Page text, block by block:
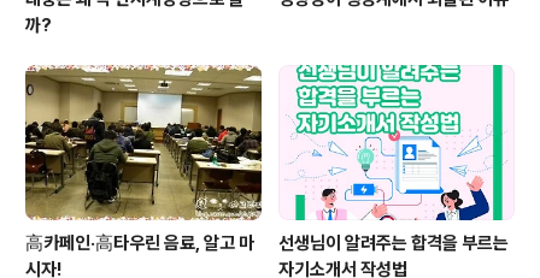
까?
高카페인·高타우린 음료, 알고 마
시자!
선생님이 알려주는 합격을 부르는
자기소개서 작성법